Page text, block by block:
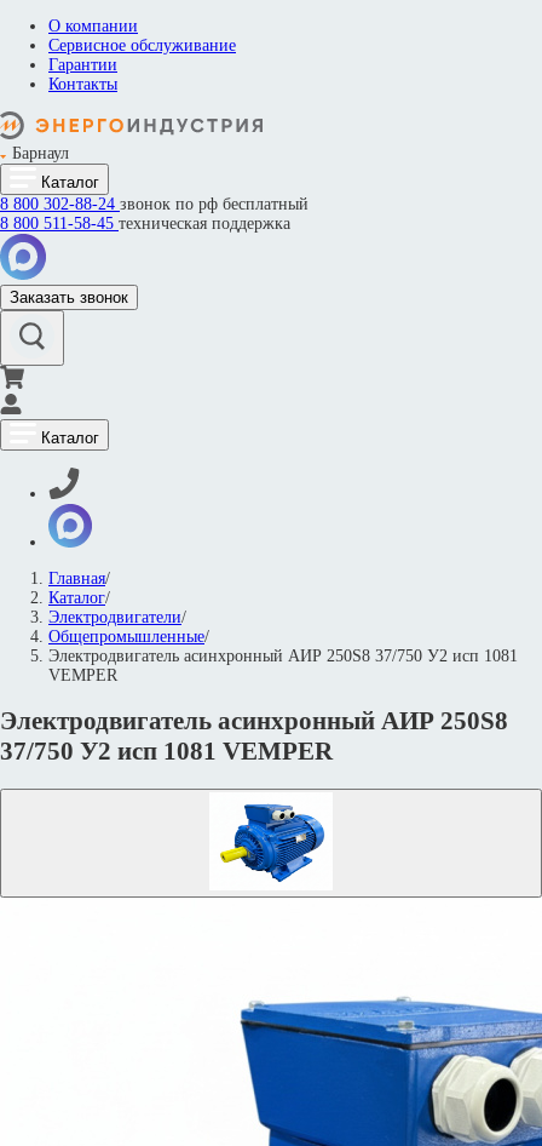
О компании
Сервисное обслуживание
Гарантии
Контакты
Барнаул
Каталог
8 800 302-88-24 звонок по рф бесплатный
8 800 511-58-45 техническая поддержка
Заказать звонок
Каталог
Главная/
Каталог/
Электродвигатели/
Общепромышленные/
Электродвигатель асинхронный АИР 250S8 37/750 У2 исп 1081
VEMPER
Электродвигатель асинхронный АИР 250S8
37/750 У2 исп 1081 VEMPER